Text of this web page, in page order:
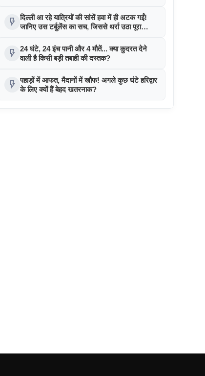
flash_on दिल्ली आ रहे यात्रियों की सांसें हवा में ही अटक गईं!
जानिए उस टर्बुलेंस का सच, जिससे थर्रा उठा पूरा
flash_on 24 घंटे, 24 इंच पानी और 4 मौतें... क्या कुदरत देने
वाली है किसी बड़ी तबाही की दस्तक?
flash_on पहाड़ों में आफत, मैदानों में खौफ! अगले कुछ घंटे हरिद्वार
के लिए क्यों हैं बेहद खतरनाक?